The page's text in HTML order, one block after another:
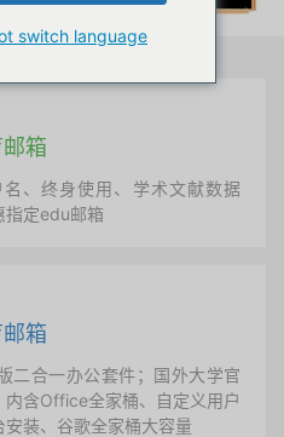
箱
、终身使用、学术文献数据
指定edu邮箱
箱
二合一办公套件；国外大学官
含Office全家桶、自定义用户
装、谷歌全家桶大容量
switch language